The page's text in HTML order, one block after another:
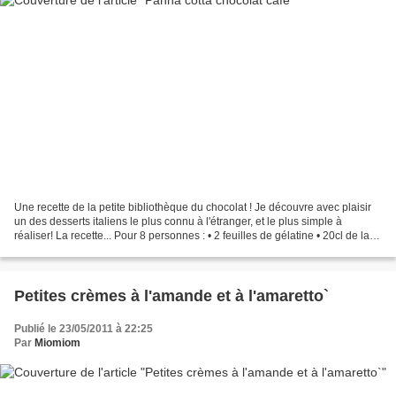
Une recette de la petite bibliothèque du chocolat ! Je découvre avec plaisir
un des desserts italiens le plus connu à l'étranger, et le plus simple à
réaliser! La recette... Pour 8 personnes : • 2 feuilles de gélatine • 20cl de lait •
Petites crèmes à l'amande et à l'amaretto`
Publié le 23/05/2011 à 22:25
Par Miomiom